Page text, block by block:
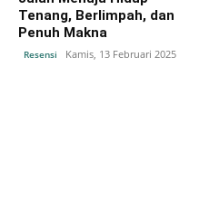
Tenang, Berlimpah, dan
Penuh Makna
Resensi Kamis, 13 Februari 2025